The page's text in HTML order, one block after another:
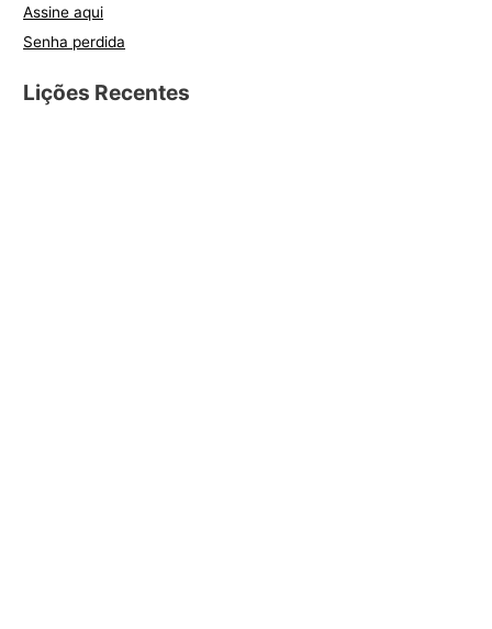
Assine aqui
Senha perdida
Lições Recentes